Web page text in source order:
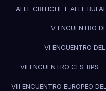
ALLE CRITICHE E ALLE
V ENCUENTRO
VI ENCUENTRO
VII ENCUENTRO CES-RPS
VIII ENCUENTRO EUROPEO